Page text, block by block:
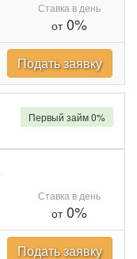
Ставка в день
от0%
Подать заявку
Ставка в день
от0%
Первый займ 0%
Подать заявку